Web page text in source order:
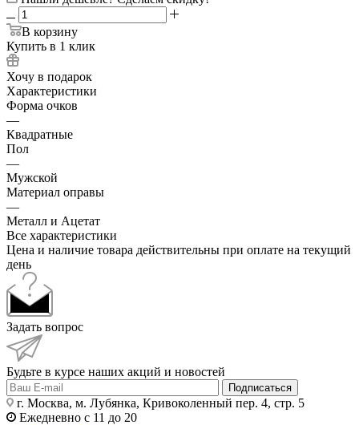
В корзину
Купить в 1 клик
Хочу в подарок
Характеристики
Форма очков
—
Квадратные
Пол
—
Мужской
Материал оправы
—
Металл и Ацетат
Все характеристики
Цена и наличие товара действительны при оплате на текущий
день
Задать вопрос
Будьте в курсе наших акций и новостей
Подписаться
г. Москва, м. Лубянка, Кривоколенный пер. 4, стр. 5
Ежедневно с 11 до 20